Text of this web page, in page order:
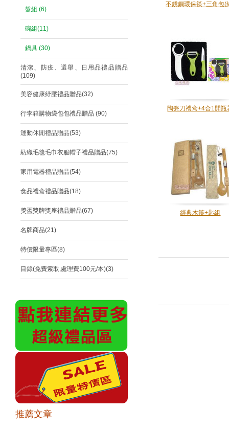
不銹鋼環保筷+三角包(
陶瓷刀禮盒+4合1開瓶
經典木筷+匙組
盤組 (6)
碗組(11)
鍋具 (30)
清潔、防疫、選舉、日用品禮品贈品
(109)
美容健康紓壓禮品贈品(32)
行李箱購物袋包包禮品贈品 (90)
運動休閒禮品贈品(53)
紡織毛毯毛巾衣服帽子禮品贈品(75)
家用電器禮品贈品(54)
食品禮盒禮品贈品(18)
獎盃獎牌獎座禮品贈品(67)
名牌商品(21)
特價限量專區(8)
目錄(免費索取,處理費100元/本)(3)
推薦文章